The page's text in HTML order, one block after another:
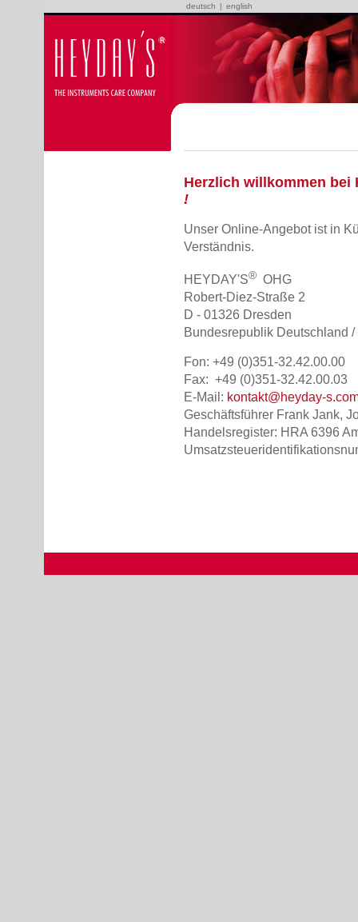
deutsch | english
Herzlich willkommen bei
!
Unser Online-Angebot ist in
Verständnis.
HEYDAY'S® OHG
Robert-Diez-Straße 2
D - 01326 Dresden
Bundesrepublik Deutschland
Fon: +49 (0)351-32.42.00.00
Fax: +49 (0)351-32.42.00.03
E-Mail: kontakt@heyday-
Geschäftsführer Frank Jank,
Handelsregister: HRA 6396